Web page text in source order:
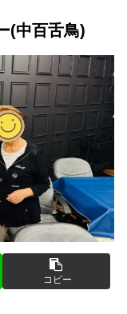
(中百舌鳥)
コピー